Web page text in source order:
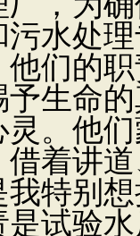
水处
们的
生命
。他
着讲
特别
试验